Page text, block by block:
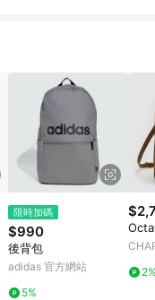
限時加碼
$990
後背包
adidas 官方網站
5%